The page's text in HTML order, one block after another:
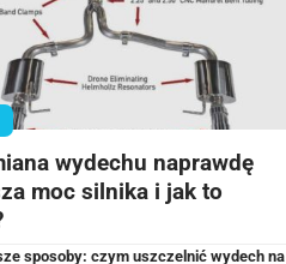
wydechu naprawdę
moc silnika i jak to
sposoby: czym uszczelnić wydech na